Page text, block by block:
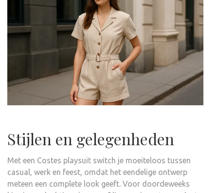
Stijlen en gelegenheden
Met een Costes playsuit switch je moeiteloos tussen
casual, werk en feest, omdat het eendelige ontwerp
meteen een complete look geeft. Voor doordeweeks